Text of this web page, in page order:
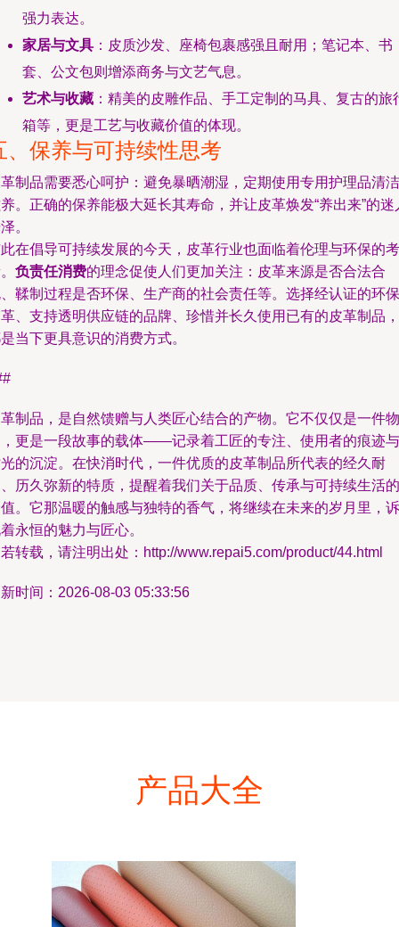
强力表达。
家居与文具 ：皮质沙发、座椅包裹感强且耐用；笔记本、书
套、公文包则增添商务与文艺气息。
艺术与收藏 ：精美的皮雕作品、手工定制的马具、复古的旅
箱等，更是工艺与收藏价值的体现。
、保养与可持续性思考
制品需要悉心呵护：避免暴晒潮湿，定期使用专用护理品清洁
。正确的保养能极大延长其寿命，并让皮革焕发“养出来”的迷
。
在倡导可持续发展的今天，皮革行业也面临着伦理与环保的考
负责任消费的理念促使人们更加关注：皮革来源是否合法合
鞣制过程是否环保、生产商的社会责任等。选择经认证的环保
、支持透明供应链的品牌、珍惜并长久使用已有的皮革制品，
当下更具意识的消费方式。
制品，是自然馈赠与人类匠心结合的产物。它不仅仅是一件物
更是一段故事的载体——记录着工匠的专注、使用者的痕迹与
的沉淀。在快消时代，一件优质的皮革制品所代表的经久耐
历久弥新的特质，提醒着我们关于品质、传承与可持续生活的
。它那温暖的触感与独特的香气，将继续在未来的岁月里，诉
永恒的魅力与匠心。
转载，请注明出处：http://www.repai5.com/product/44.html
时间：2026-08-03 05:33:56
产品大全